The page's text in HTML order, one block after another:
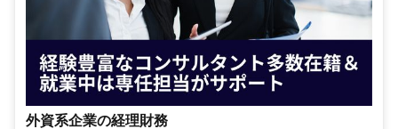
外資系企業の経理財務